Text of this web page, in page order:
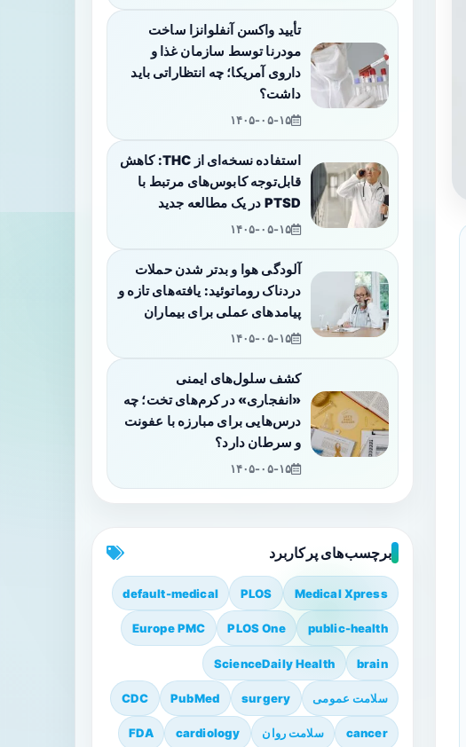
تأیید واکسن آنفلوانزا ساخت
مودرنا توسط سازمان غذا و
داروی آمریکا؛ چه انتظاراتی باید
داشت؟
۱۴۰۵-۰۵-۱۵
استفاده نسخه‌ای از THC: کاهش
قابل‌توجه کابوس‌های مرتبط با
PTSD در یک مطالعه جدید
۱۴۰۵-۰۵-۱۵
آلودگی هوا و بدتر شدن حملات
دردناک روماتوئید: یافته‌های تازه و
پیامدهای عملی برای بیماران
۱۴۰۵-۰۵-۱۵
کشف سلول‌های ایمنی
«انفجاری» در کرم‌های تخت؛ چه
درس‌هایی برای مبارزه با عفونت
و سرطان دارد؟
۱۴۰۵-۰۵-۱۵
برچسب‌های پرکاربرد
Medical Xpress
PLOS
default-medical
public-health
PLOS One
Europe PMC
brain
ScienceDaily Health
سلامت عمومی surgery
PubMed
CDC
cancer سلامت روان cardiology
FDA